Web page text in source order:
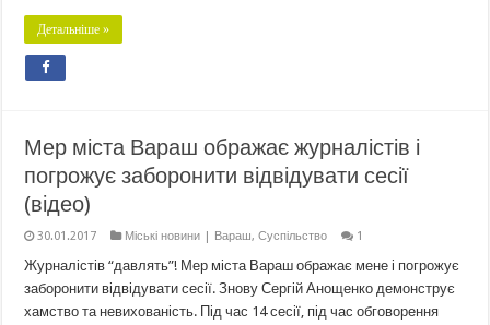
Детальніше »
Мер міста Вараш ображає журналістів і
погрожує заборонити відвідувати сесії
(відео)
30.01.2017 Міські новини | Вараш,Суспільство 1
Журналістів “давлять”! Мер міста Вараш ображає мене і погрожує
заборонити відвідувати сесії. Знову Сергій Анощенко демонструє
хамство та невихованість. Під час 14 сесії, під час обговорення